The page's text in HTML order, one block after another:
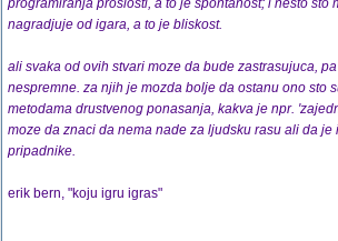
programiranja proslosti, a to je spontanost; i nesto sto
nagradjuje od igara, a to je bliskost.
ali svaka od ovih stvari moze da bude zastrasujuca,
nespremne. za njih je mozda bolje da ostanu ono sto
metodama drustvenog ponasanja, kakva je npr.
moze da znaci da nema nade za ljudsku rasu ali da je
pripadnike.
erik bern, "koju igru igras"